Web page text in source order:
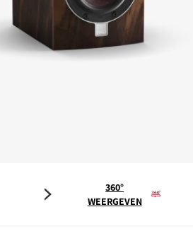
360°
WEERGEVEN